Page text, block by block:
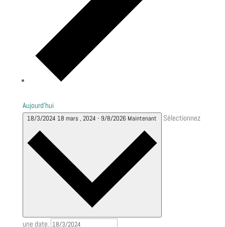
Aujourd’hui
18/3/2024 18 mars , 2024- 9/8/2026 Maintenant Sélectionnez
une date.